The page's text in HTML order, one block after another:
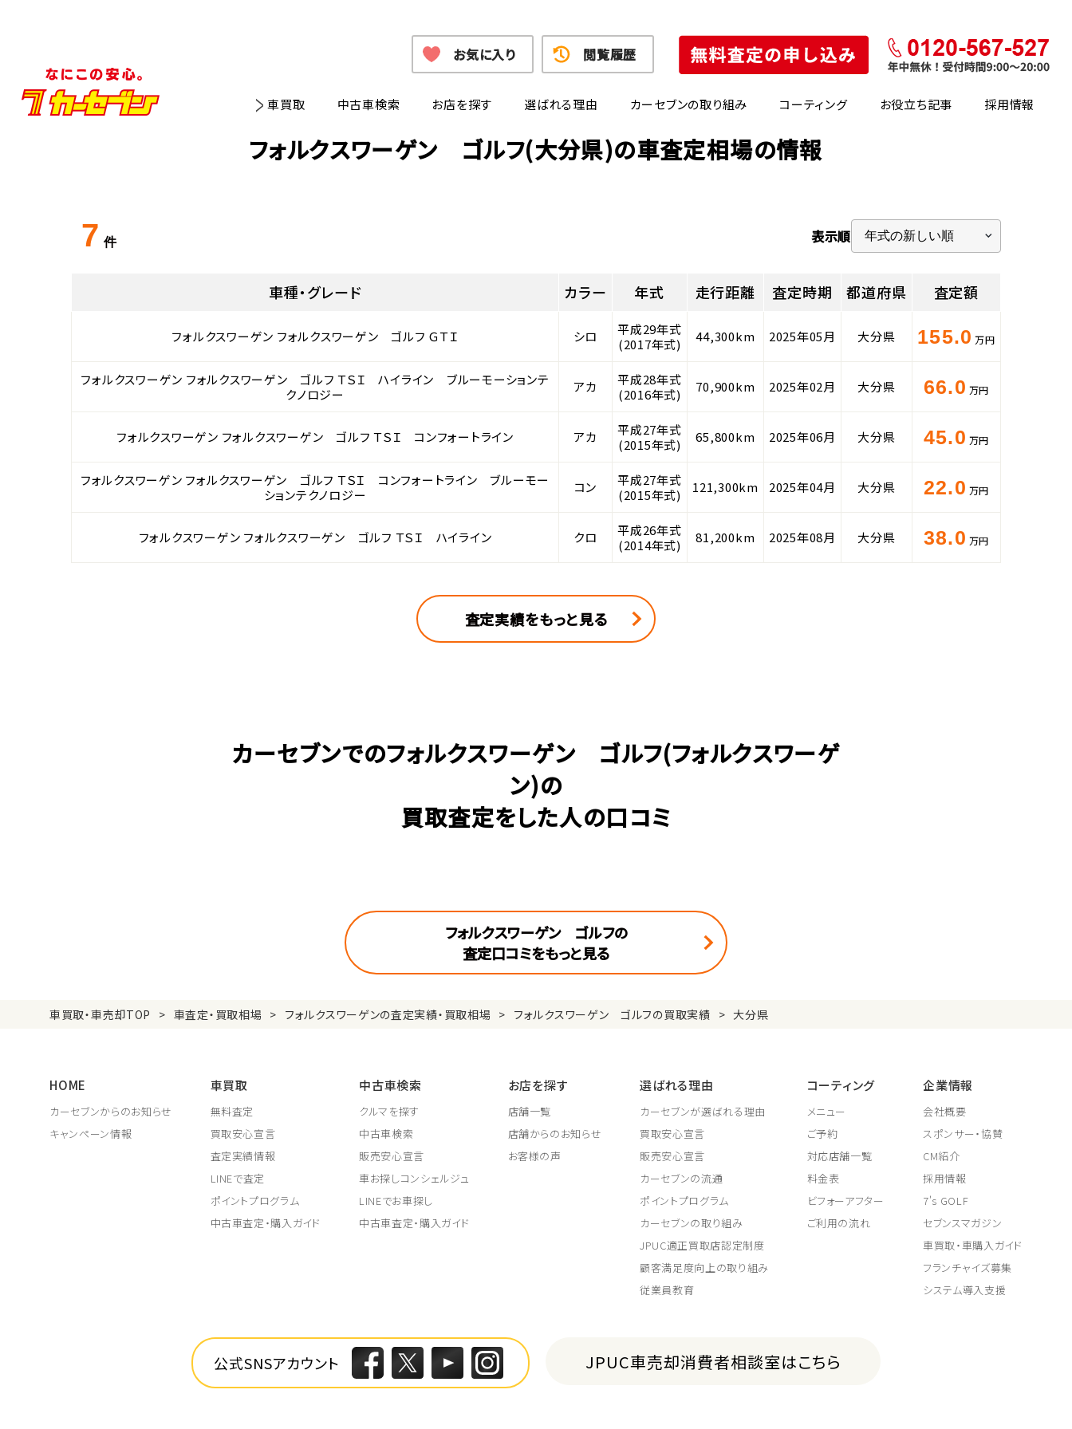
車買取 中古車検索 お店を探す 選ばれる理由 カーセブンの取り組み コーティング お役立ち記事 採用情報
お気に入り 閲覧履歴
フォルクスワーゲン ゴルフ(大分県)の車査定相場の情報
7 件 表示順
車種・グレード カラー 年式 走行距離 査定時期 都道府県 査定額
フォルクスワーゲン フォルクスワーゲン ゴルフ ＧＴＩ シロ
平成29年式
(2017年式)
44,300km 2025年05月 大分県 155.0 万円
フォルクスワーゲン フォルクスワーゲン ゴルフ ＴＳＩ ハイライン ブルーモーションテ
クノロジー
アカ
平成28年式
(2016年式)
70,900km 2025年02月 大分県 66.0 万円
フォルクスワーゲン フォルクスワーゲン ゴルフ ＴＳＩ コンフォートライン アカ
平成27年式
(2015年式)
65,800km 2025年06月 大分県 45.0 万円
フォルクスワーゲン フォルクスワーゲン ゴルフ ＴＳＩ コンフォートライン ブルーモー
ションテクノロジー
コン
平成27年式
(2015年式)
121,300km 2025年04月 大分県 22.0 万円
フォルクスワーゲン フォルクスワーゲン ゴルフ ＴＳＩ ハイライン クロ
平成26年式
(2014年式)
81,200km 2025年08月 大分県 38.0 万円
査定実績をもっと見る
カーセブンでのフォルクスワーゲン ゴルフ(フォルクスワーゲ
ン)の
買取査定をした人の口コミ
フォルクスワーゲン ゴルフの
査定口コミをもっと見る
車買取・車売却TOP 車査定・買取相場 フォルクスワーゲンの査定実績・買取相場 フォルクスワーゲン ゴルフの買取実績 大分県
HOME
カーセブンからのお知らせ
キャンペーン情報
車買取
無料査定
買取安心宣言
査定実績情報
LINEで査定
ポイントプログラム
中古車査定・購入ガイド
中古車検索
クルマを探す
中古車検索
販売安心宣言
車お探しコンシェルジュ
LINEでお車探し
中古車査定・購入ガイド
お店を探す
店舗一覧
店舗からのお知らせ
お客様の声
選ばれる理由
カーセブンが選ばれる理由
買取安心宣言
販売安心宣言
カーセブンの流通
ポイントプログラム
カーセブンの取り組み
JPUC適正買取店認定制度
顧客満足度向上の取り組み
従業員教育
コーティング
メニュー
ご予約
対応店舗一覧
料金表
ビフォーアフター
ご利用の流れ
企業情報
会社概要
スポンサー・協賛
CM紹介
採用情報
7's GOLF
セブンスマガジン
車買取・車購入ガイド
フランチャイズ募集
システム導入支援
公式SNSアカウント JPUC車売却消費者相談室はこちら